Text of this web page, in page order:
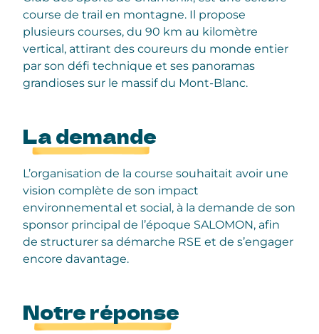
course de trail en montagne. Il propose
plusieurs courses, du 90 km au kilomètre
vertical, attirant des coureurs du monde entier
par son défi technique et ses panoramas
grandioses sur le massif du Mont-Blanc.
La demande
L’organisation de la course souhaitait avoir une
vision complète de son impact
environnemental et social, à la demande de son
sponsor principal de l’époque SALOMON, afin
de structurer sa démarche RSE et de s’engager
encore davantage.
Notre réponse